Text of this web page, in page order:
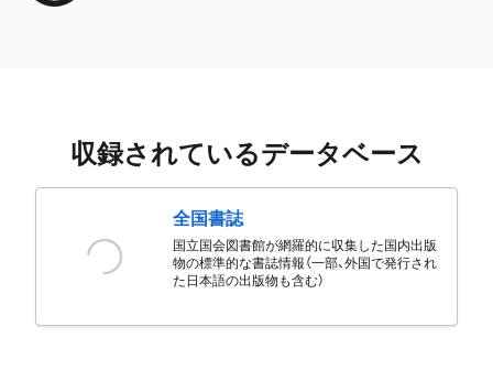
収録されているデータベース
全国書誌
国立国会図書館が網羅的に収集した国内出版
物の標準的な書誌情報（一部、外国で発行され
た日本語の出版物も含む）